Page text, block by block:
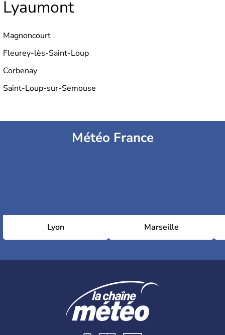
Lyaumont
Magnoncourt
Fleurey-lès-Saint-Loup
Corbenay
Saint-Loup-sur-Semouse
Météo France
Lyon Marseille